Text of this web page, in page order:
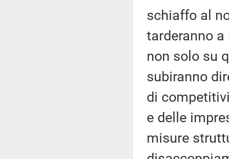
schiaffo al
tarderanno
non solo su
subiranno
di
e delle
misure